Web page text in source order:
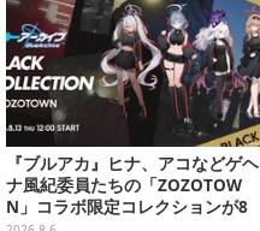
『ブルアカ』ヒナ、アコなどゲヘ
ナ風紀委員たちの「ZOZOTOW
N」コラボ限定コレクションが8